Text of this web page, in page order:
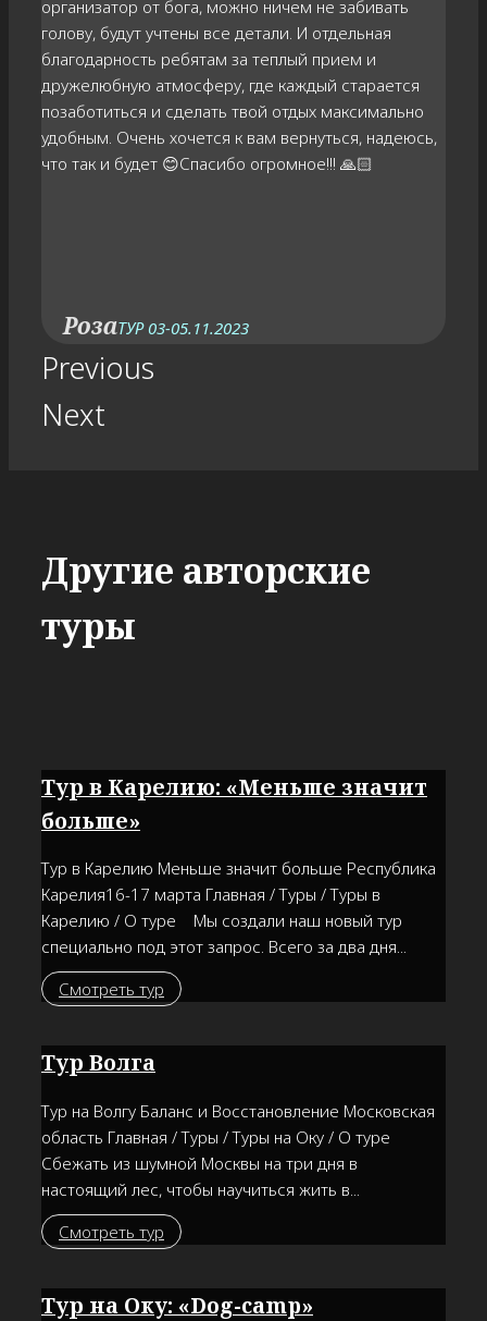
организатор от бога, можно ничем не забивать
голову, будут учтены все детали. И отдельная
благодарность ребятам за теплый прием и
дружелюбную атмосферу, где каждый старается
позаботиться и сделать твой отдых максимально
удобным. Очень хочется к вам вернуться, надеюсь,
что так и будет 😊Спасибо огромное!!! 🙏🏻
РозаТУР 03-05.11.2023
Previous
Next
Другие авторские
туры
Тур в Карелию: «Меньше значит
больше»
Тур в Карелию Меньше значит больше Республика
Карелия16-17 марта Главная / Туры / Туры в
Карелию / О туре Мы создали наш новый тур
специально под этот запрос. Всего за два дня...
Смотреть тур
Тур Волга
Тур на Волгу Баланс и Восстановление Московская
область Главная / Туры / Туры на Оку / О туре
Сбежать из шумной Москвы на три дня в
настоящий лес, чтобы научиться жить в...
Смотреть тур
Тур на Оку: «Dog-camp»